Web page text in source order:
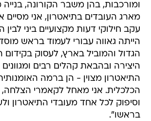
ומורכבות, בהן משבר הקורונה,
מארג העובדים בתיאטרון, אני מסיים
עקב חילוקי דעות מקצועיים ביני
הייתה גאווה עבורי לעמוד בראש
הגדול והמוביל בארץ, לעסוק בקידום
היצירה ובהבאת קהלים רבים
התיאטרון מצוין - הן ברמה
הכלכלית. אני מאחל לקאמרי הצלחה,
וסיפוק לכל אחד מעובדי התיאטרון
בראשו".